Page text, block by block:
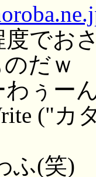
でお
だｗ
わぅー
("
ふ(笑)